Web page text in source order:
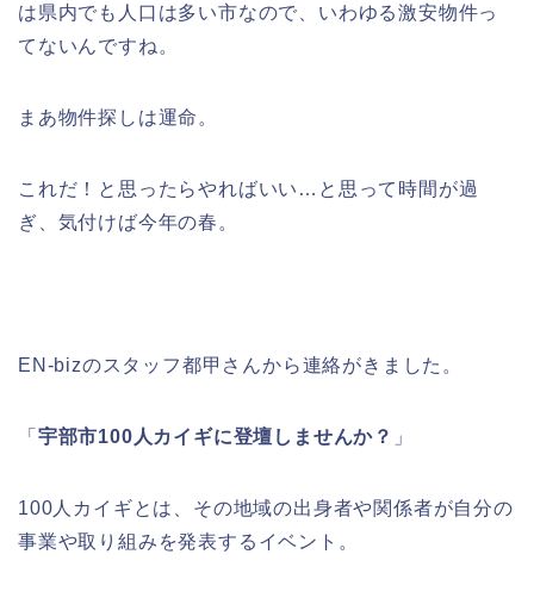
は県内でも人口は多い市なので、いわゆる激安物件っ
てないんですね。
まあ物件探しは運命。
これだ！と思ったらやればいい…と思って時間が過
ぎ、気付けば今年の春。
EN-bizのスタッフ都甲さんから連絡がきました。
「 宇部市100人カイギに登壇しませんか？ 」
100人カイギとは、その地域の出身者や関係者が自分の
事業や取り組みを発表するイベント。